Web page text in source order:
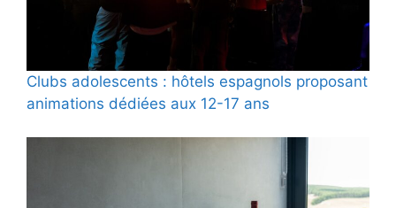
Clubs adolescents : hôtels espagnols proposant
animations dédiées aux 12-17 ans